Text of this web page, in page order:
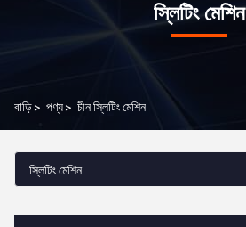
স্লিটিং মেশিন
বাড়ি> পণ্য> চীন স্লিটিং মেশিন
স্লিটিং মেশিন